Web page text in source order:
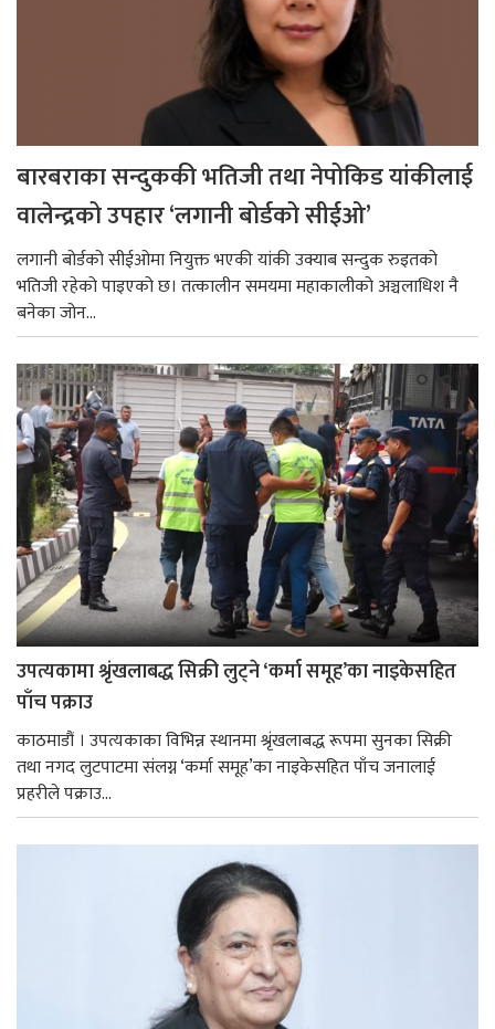
बारबराका सन्दुककी भतिजी तथा नेपोकिड यांकीलाई
वालेन्द्रको उपहार ‘लगानी बोर्डको सीईओ’
लगानी बोर्डको सीईओमा नियुक्त भएकी यांकी उक्याब सन्दुक रुइतको
भतिजी रहेको पाइएको छ। तत्कालीन समयमा महाकालीको अञ्चलाधिश नै
बनेका जोन...
उपत्यकामा श्रृंखलाबद्ध सिक्री लुट्ने ‘कर्मा समूह’का नाइकेसहित
पाँच पक्राउ
काठमाडौं । उपत्यकाका विभिन्न स्थानमा श्रृंखलाबद्ध रूपमा सुनका सिक्री
तथा नगद लुटपाटमा संलग्न ‘कर्मा समूह’का नाइकेसहित पाँच जनालाई
प्रहरीले पक्राउ...